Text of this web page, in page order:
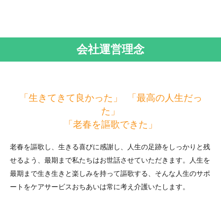
会社運営理念
「生きてきて良かった」 「最高の人生だっ
た」
「老春を謳歌できた」
老春を謳歌し、生きる喜びに感謝し、人生の足跡をしっかりと残
せるよう、最期まで私たちはお世話させていただきます。人生を
最期まで生き生きと楽しみを持って謳歌する、そんな人生のサポ
ートをケアサービスおちあいは常に考え介護いたします。